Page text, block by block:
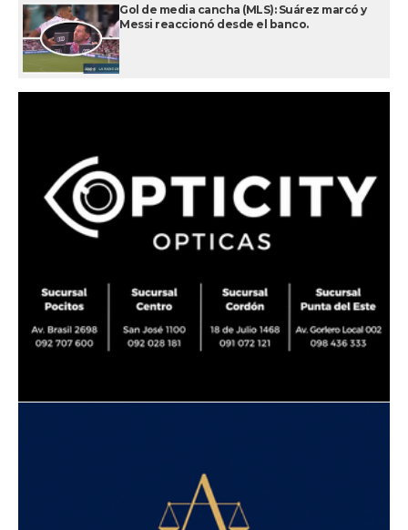
Gol de media cancha (MLS): Suárez marcó y
Messi reaccionó desde el banco.